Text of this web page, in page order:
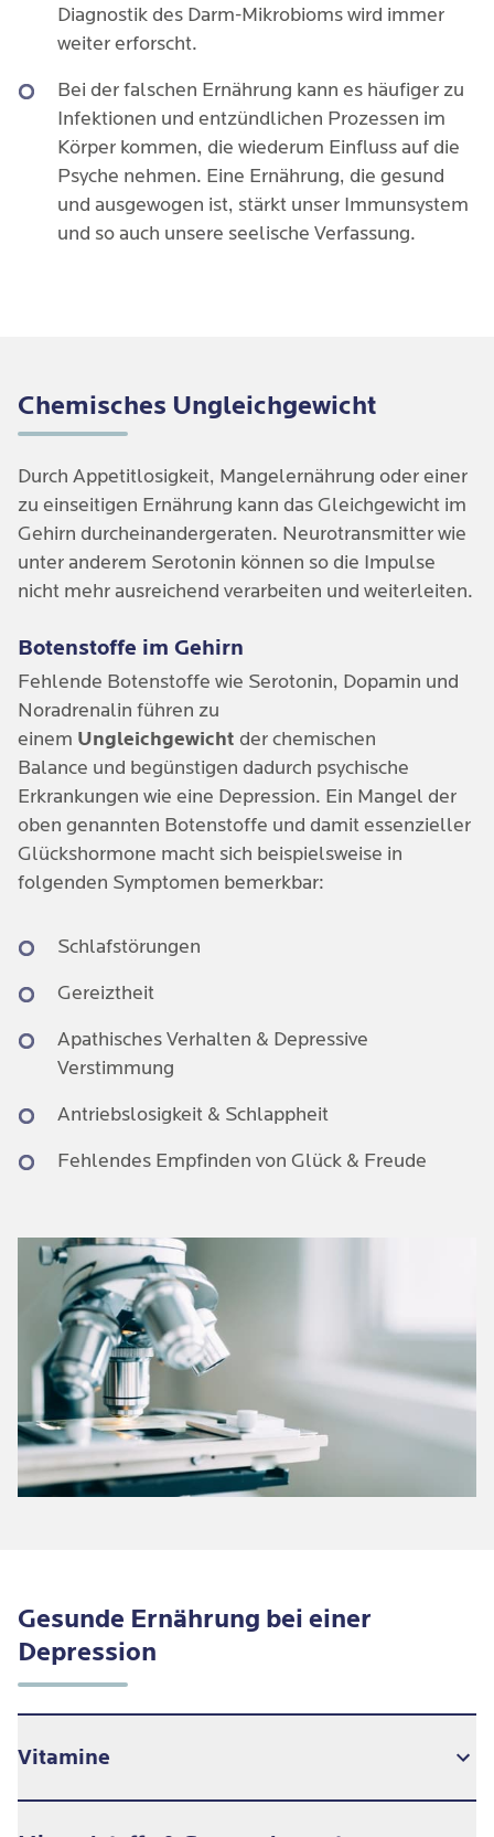
Diagnostik des Darm-Mikrobioms wird immer
weiter erforscht.
Bei der falschen Ernährung kann es häufiger zu
Infektionen und entzündlichen Prozessen im
Körper kommen, die wiederum Einfluss auf die
Psyche nehmen. Eine Ernährung, die gesund
und ausgewogen ist, stärkt unser Immunsystem
und so auch unsere seelische Verfassung.
Chemisches Ungleichgewicht
Durch Appetitlosigkeit, Mangelernährung oder einer
zu einseitigen Ernährung kann das Gleichgewicht im
Gehirn durcheinandergeraten. Neurotransmitter wie
unter anderem Serotonin können so die Impulse
nicht mehr ausreichend verarbeiten und weiterleiten.
Botenstoffe im Gehirn
Fehlende Botenstoffe wie Serotonin, Dopamin und
Noradrenalin führen zu
einem Ungleichgewicht der chemischen
Balance und begünstigen dadurch psychische
Erkrankungen wie eine Depression. Ein Mangel der
oben genannten Botenstoffe und damit essenzieller
Glückshormone macht sich beispielsweise in
folgenden Symptomen bemerkbar:
Schlafstörungen
Gereiztheit
Apathisches Verhalten & Depressive
Verstimmung
Antriebslosigkeit & Schlappheit
Fehlendes Empfinden von Glück & Freude
Gesunde Ernährung bei einer
Depression
Vitamine